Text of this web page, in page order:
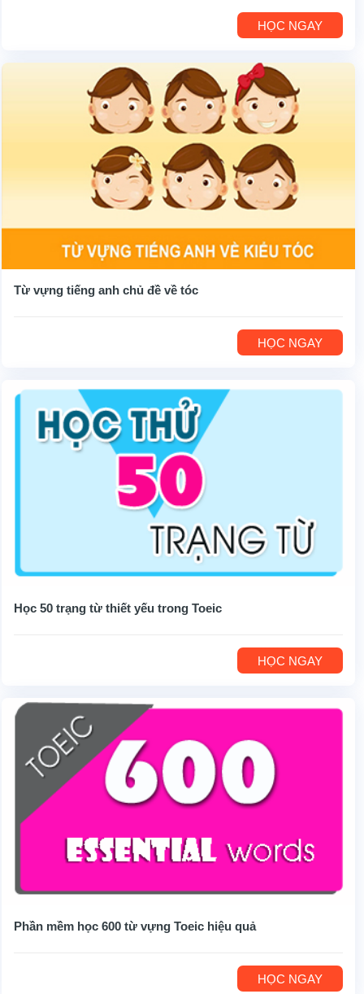
HỌC NGAY
Từ vựng tiếng anh chủ đề về tóc
HỌC NGAY
Học 50 trạng từ thiết yếu trong Toeic
HỌC NGAY
Phần mềm học 600 từ vựng Toeic hiệu quả
HỌC NGAY